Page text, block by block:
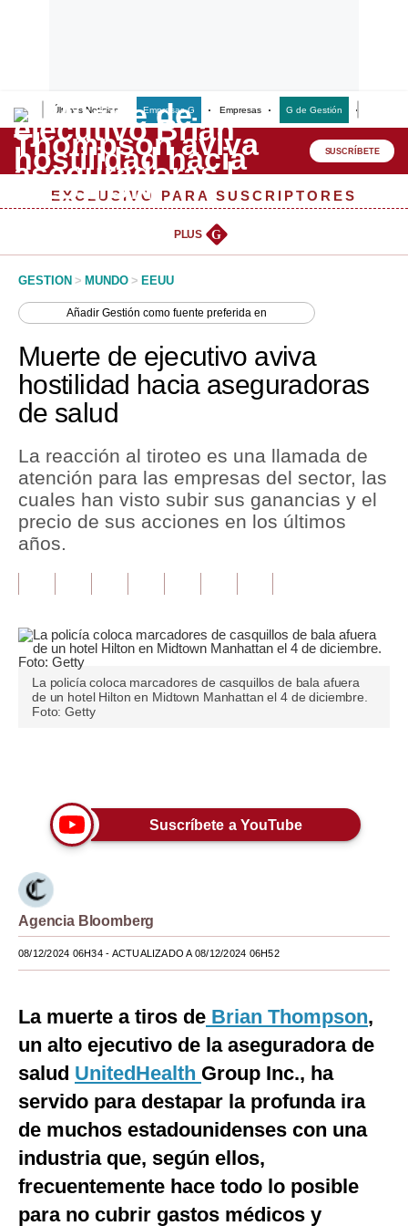
Últimas Noticias Empresas G Empresas G de Gestión
Lo último
Peru Quiosco
Management & Empleo
Perú
Política
Finanzas Personales
Inmobiliarias
Plus G
Pregunta de hoy
Blogs
Viajes
Moda
Estilos
Mundo
EEUU
España
Internacional
Tecnología
Club del Suscriptor
G de Gestión
SUSCRÍBETE
EXCLUSIVO PARA SUSCRIPTORES
PLUS G
GESTION > MUNDO > EEUU
AñadirGestión como fuente preferida en
Muerte de ejecutivo aviva
hostilidad hacia aseguradoras
de salud
La reacción al tiroteo es una llamada de
atención para las empresas del sector, las
cuales han visto subir sus ganancias y el
precio de sus acciones en los últimos
años.
La policía coloca marcadores de casquillos de bala afuera
de un hotel Hilton en Midtown Manhattan el 4 de diciembre.
Foto: Getty
Suscríbete a YouTube
Agencia Bloomberg
08/12/2024 06H34- ACTUALIZADO A 08/12/2024 06H52
La muerte a tiros de Brian Thompson,
un alto ejecutivo de la aseguradora de
salud UnitedHealth Group Inc., ha
servido para destapar la profunda ira
de muchos estadounidenses con una
industria que, según ellos,
frecuentemente hace todo lo posible
para no cubrir gastos médicos y